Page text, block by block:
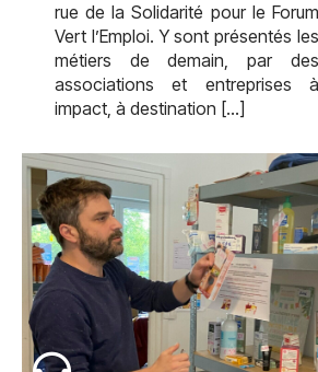
rue de la Solidarité pour le Forum
Vert l’Emploi. Y sont présentés les
métiers de demain, par des
associations et entreprises à
impact, à destination […]